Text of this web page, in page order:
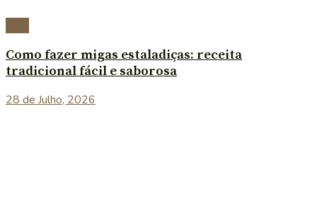
Como fazer migas estaladiças: receita
tradicional fácil e saborosa
28 de Julho, 2026